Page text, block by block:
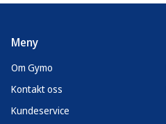
Meny
Om Gymo
Kontakt oss
Kundeservice